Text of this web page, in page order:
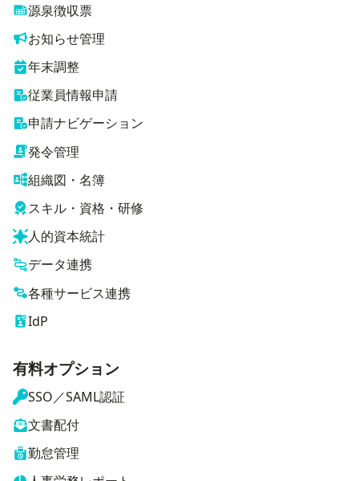
源泉徴収票
お知らせ管理
年末調整
従業員情報申請
申請ナビゲーション
発令管理
組織図・名簿
スキル・資格・研修
人的資本統計
データ連携
各種サービス連携
IdP
有料オプション
SSO／SAML認証
文書配付
勤怠管理